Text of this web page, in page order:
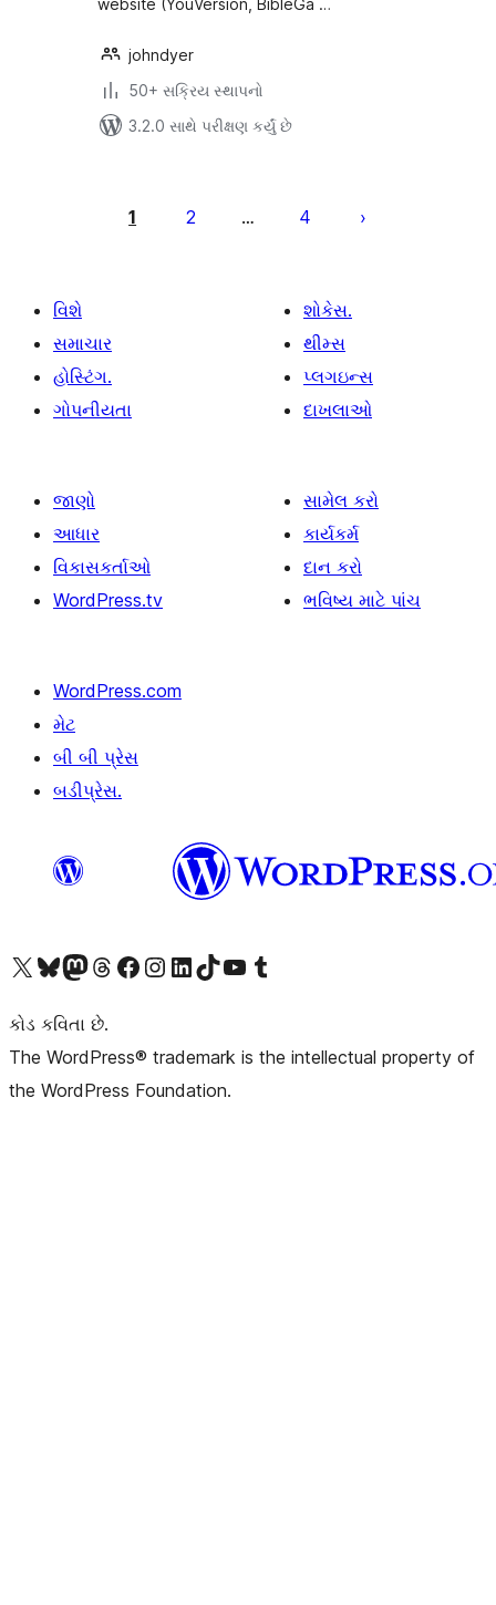
website (YouVersion, BibleGa …
johndyer
50+ સક્રિય સ્થાપનો
3.2.0 સાથે પરીક્ષણ કર્યું છે
પૃષ્ઠ
1 2 … 4
વિશે
સમાચાર
હોસ્ટિંગ.
ગોપનીયતા
શોકેસ.
થીમ્સ
પ્લગઇન્સ
દાખલાઓ
જાણો
આધાર
વિકાસકર્તાઓ
WordPress.tv
સામેલ કરો
કાર્યકર્મ
દાન કરો
ભવિષ્ય માટે પાંચ
WordPress.com
મેટ
બી બી પ્રેસ
બડીપ્રેસ.
અમારા X (અગાઉ ટ્વિટર) એકાઉન્ટની મુલાકાત લોઅમારા Bluesky એકાઉન્ટની મુલાકાત લોઅમારા માસ્ટોડોન એકાઉન્ટની મુલાકાત લોઅમારા Threads એકાઉન્ટની મુલાકાત લો અમારા ફેસબુક પેજની મુલાકાત લોઅમારા ઇન્સ્ટાગ્રામ એકાઉન્ટની મુલાકાત લો અમારા LinkedIn એકાઉન્ટની મુલાકાત લોઅમારા TikTok એકાઉન્ટની મુલાકાત લોઅમારી YouTube ચેનલની મુલાકાત લો અમારા Tumblr એકાઉન્ટની મુલાકાત લો
કોડ કવિતા છે.
The WordPress® trademark is the intellectual property of
the WordPress Foundation.